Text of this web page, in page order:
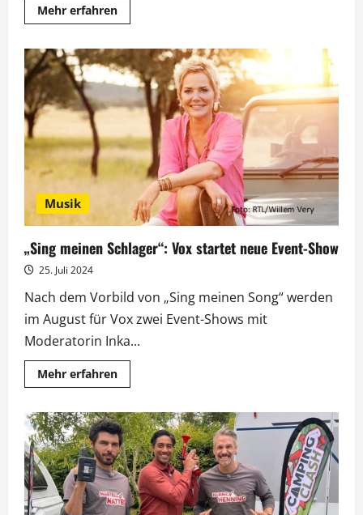
Mehr erfahrenMehr
Informationen
zeigt
im
September
das
bewegende
Filmdrama
„Call
Jane“
Musik
„Sing meinen Schlager“: Vox startet neue Event-Show
25. Juli 2024
Nach dem Vorbild von „Sing meinen Song“ werden
im August für Vox zwei Event-Shows mit
Moderatorin Inka...
Mehr erfahrenMehr
Informationen
meinen
Schlager“:
Vox
startet
neue
Event-
Show